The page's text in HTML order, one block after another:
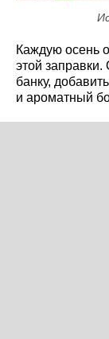
Каждую осень
этой
банку,
и ароматный